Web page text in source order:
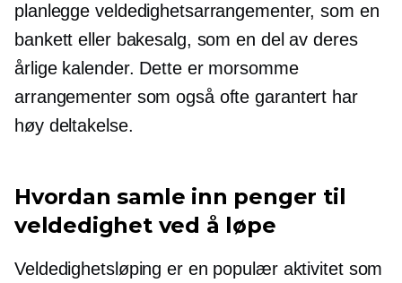
planlegge veldedighetsarrangementer, som en
bankett eller bakesalg, som en del av deres
årlige kalender. Dette er morsomme
arrangementer som også ofte garantert har
høy deltakelse.
Hvordan samle inn penger til
veldedighet ved å løpe
Veldedighetsløping er en populær aktivitet som